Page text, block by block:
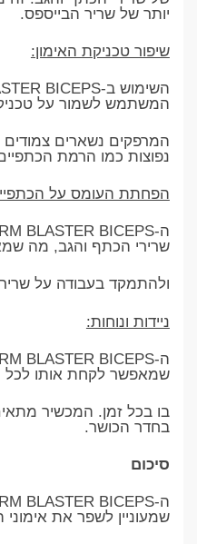
יותר של שריר הבייספס.
שיפור טכניקת האימון:
המשתמש לשמור על
המרפקים נשארים צמודים
נפוצות כמו הרמת
הפחתת העומס על
שרירי הכתף והגב, מה
ולהתמקד בעבודה על
ניידות ונוחות:
שמאפשר לקחת אותו
בו בכל זמן. המכשיר
בחדר הכושר.
סיכום
שמעוניין לשפר את